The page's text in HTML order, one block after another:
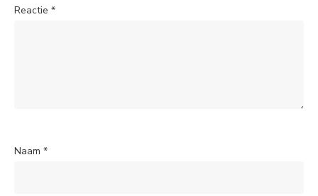
Reactie *
Naam *